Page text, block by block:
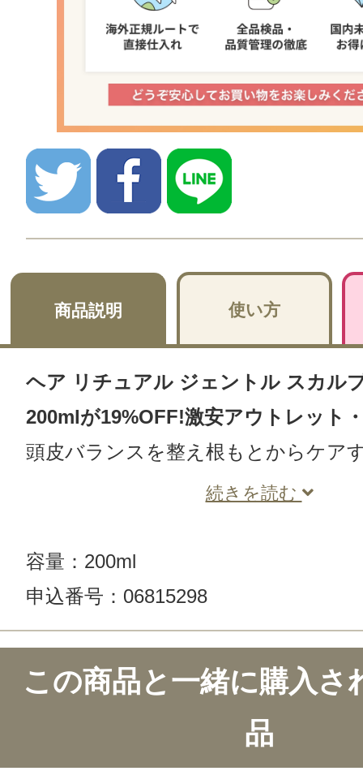
商品説明 使い方
ヘア リチュアル ジェントル スカル
200mlが19%OFF!激安アウトレット
頭皮バランスを整え根もとからケア
続きを読む
容量：200ml
申込番号：06815298
この商品と一緒に購入さ
品